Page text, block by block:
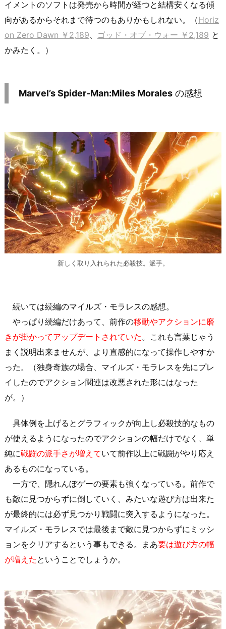
イメントのソフトは発売から時間が経つと結構安くなる傾
向があるからそれまで待つのもありかもしれない。（Horiz
on Zero Dawn ￥2,189
ゴッド・オブ・ウォー ￥2,189 と
かみたく。）
Marvel’s Spider-Man:Miles Morales の感想
新しく取り入れられた必殺技。派手。
続いては続編のマイルズ・モラレスの感想。
やっぱり続編だけあって、前作の移動やアクションに磨
きが掛かってアップデートされていた。これも言葉じゃう
まく説明出来ませんが、より直感的になって操作しやすか
った。（独身奇族の場合、マイルズ・モラレスを先にプレ
イしたのでアクション関連は改悪された形にはなった
が。）
具体例を上げるとグラフィックが向上し必殺技的なもの
が使えるようになったのでアクションの幅だけでなく、単
純に戦闘の派手さが増えていて前作以上に戦闘がやり応え
あるものになっている。
一方で、隠れんぼゲーの要素も強くなっている。前作で
も敵に見つからずに倒していく、みたいな遊び方は出来た
が最終的には必ず見つかり戦闘に突入するようになった。
マイルズ・モラレスでは最後まで敵に見つからずにミッシ
ョンをクリアするという事もできる。まあ要は遊び方の幅
が増えた ということでしょうか。